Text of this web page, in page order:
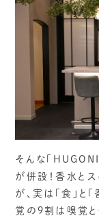
そんな「
が併設！香水と
が、実は「食」と
覚の9割は嗅覚と